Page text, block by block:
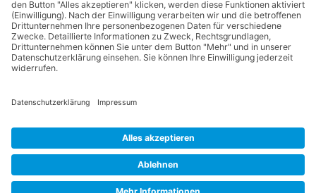
einzubetten. Dieser
Service kann Daten zu
Ihren Aktivitäten
sammeln. Bitte lesen
Nutzung des Service
anzuzeigen.
Mehr Informationen
Datenschutzerklärung Impressum